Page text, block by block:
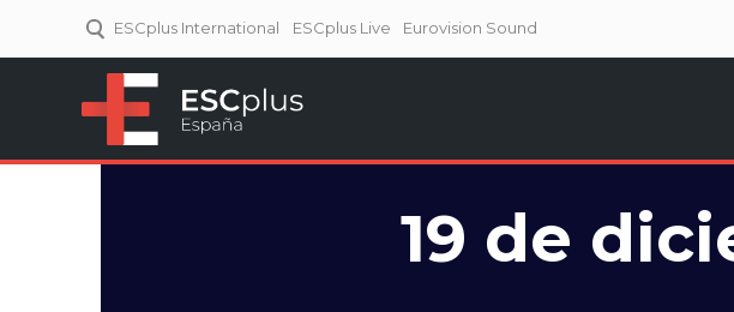
ESCplus International ESCplus Live Eurovision Sound
19 de